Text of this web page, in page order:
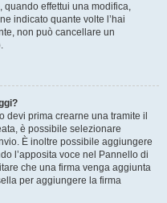
effettui una modifica,
indicato quante volte l’hai
non può cancellare un
devi prima crearne una tramite il
è possibile selezionare
È inoltre possibile aggiungere
l’apposita voce nel Pannello di
che una firma venga aggiunta
per aggiungere la firma